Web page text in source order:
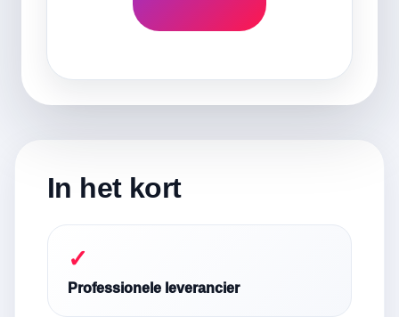
In het kort
✓
Professionele leverancier